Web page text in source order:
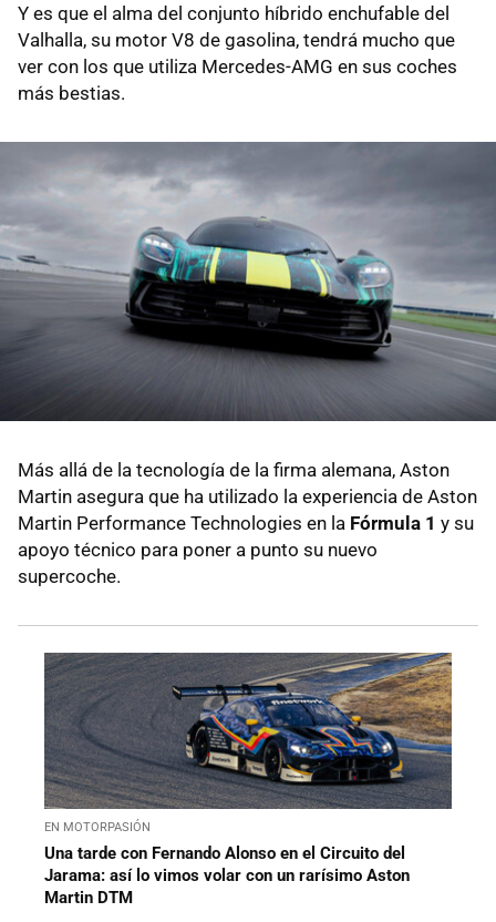
Y es que el alma del conjunto híbrido enchufable del
Valhalla, su motor V8 de gasolina, tendrá mucho que
ver con los que utiliza Mercedes-AMG en sus coches
más bestias.
Más allá de la tecnología de la firma alemana, Aston
Martin asegura que ha utilizado la experiencia de Aston
Martin Performance Technologies en la Fórmula 1 y su
apoyo técnico para poner a punto su nuevo
supercoche.
EN MOTORPASIÓN
Una tarde con Fernando Alonso en el Circuito del
Jarama: así lo vimos volar con un rarísimo Aston
Martin DTM